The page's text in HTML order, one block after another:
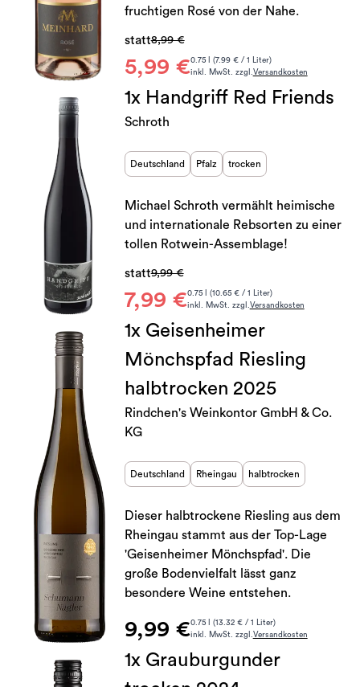
fruchtigen Rosé von der Nahe.
5,99 €
statt8,99 €
0.75 l (7.99 € / 1 Liter)
inkl. MwSt. zzgl.Versandkosten
1x Handgriff Red Friends
Schroth
Deutschland Pfalz trocken
Michael Schroth vermählt heimische
und internationale Rebsorten zu einer
tollen Rotwein-Assemblage!
7,99 €
statt9,99 €
0.75 l (10.65 € / 1 Liter)
inkl. MwSt. zzgl.Versandkosten
1x Geisenheimer
Mönchspfad Riesling
halbtrocken 2025
Rindchen's Weinkontor GmbH & Co.
KG
Deutschland Rheingau halbtrocken
Dieser halbtrockene Riesling aus dem
Rheingau stammt aus der Top-Lage
'Geisenheimer Mönchspfad'. Die
große Bodenvielfalt lässt ganz
besondere Weine entstehen.
9,99 €0.75 l (13.32 € / 1 Liter)
inkl. MwSt. zzgl.Versandkosten
1x Grauburgunder